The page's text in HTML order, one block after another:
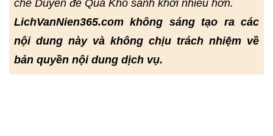
chế Duyên để Quả Khổ sanh khởi nhiều hơn.
LichVanNien365.com không sáng tạo ra các
nội dung này và không chịu trách nhiệm về
bản quyền nội dung dịch vụ.